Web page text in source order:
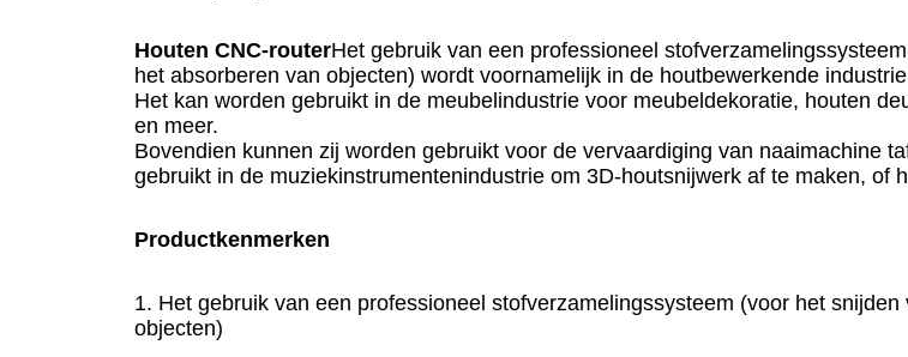
Houten CNC-routerHet gebruik van een professioneel
het absorberen van objecten) wordt voornamelijk in de houtbewerkende
Het kan worden gebruikt in de meubelindustrie voor meubeldekoratie, houten
en meer.
Bovendien kunnen zij worden gebruikt voor de vervaardiging van naaimachine
gebruikt in de muziekinstrumentenindustrie om 3D-houtsnijwerk af te maken, of
Productkenmerken
1. Het gebruik van een professioneel stofverzamelingssysteem (voor het
objecten)